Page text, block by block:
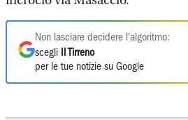
Non lasciare decidere l'algoritmo:
scegli
Il Tirreno
per le tue notizie su Google